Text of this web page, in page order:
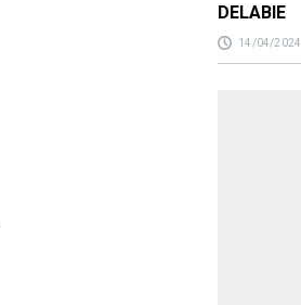
DELABIE
14/04/2024